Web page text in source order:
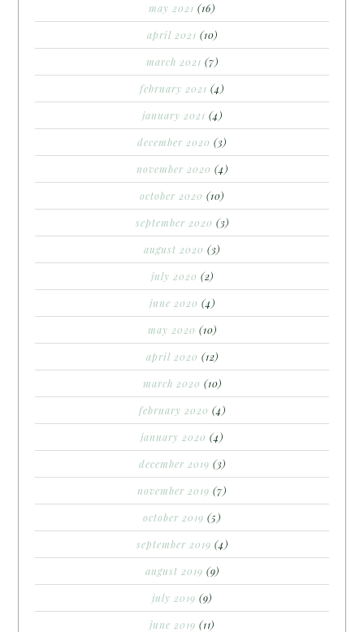
may 2021 (16)
april 2021 (10)
march 2021 (7)
february 2021 (4)
january 2021 (4)
december 2020 (3)
november 2020 (4)
october 2020 (10)
september 2020 (3)
august 2020 (3)
july 2020 (2)
june 2020 (4)
may 2020 (10)
april 2020 (12)
march 2020 (10)
february 2020 (4)
january 2020 (4)
december 2019 (3)
november 2019 (7)
october 2019 (5)
september 2019 (4)
august 2019 (9)
july 2019 (9)
june 2019 (11)